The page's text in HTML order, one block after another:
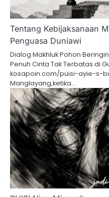
Tentang Kebijaksanaan
Penguasa Duniawi
Dialog Makhluk Pohon
Penuh Cinta Tak Terbatas di
kosapoin.com/puisi-ayie-s-
Manglayang,ketika…